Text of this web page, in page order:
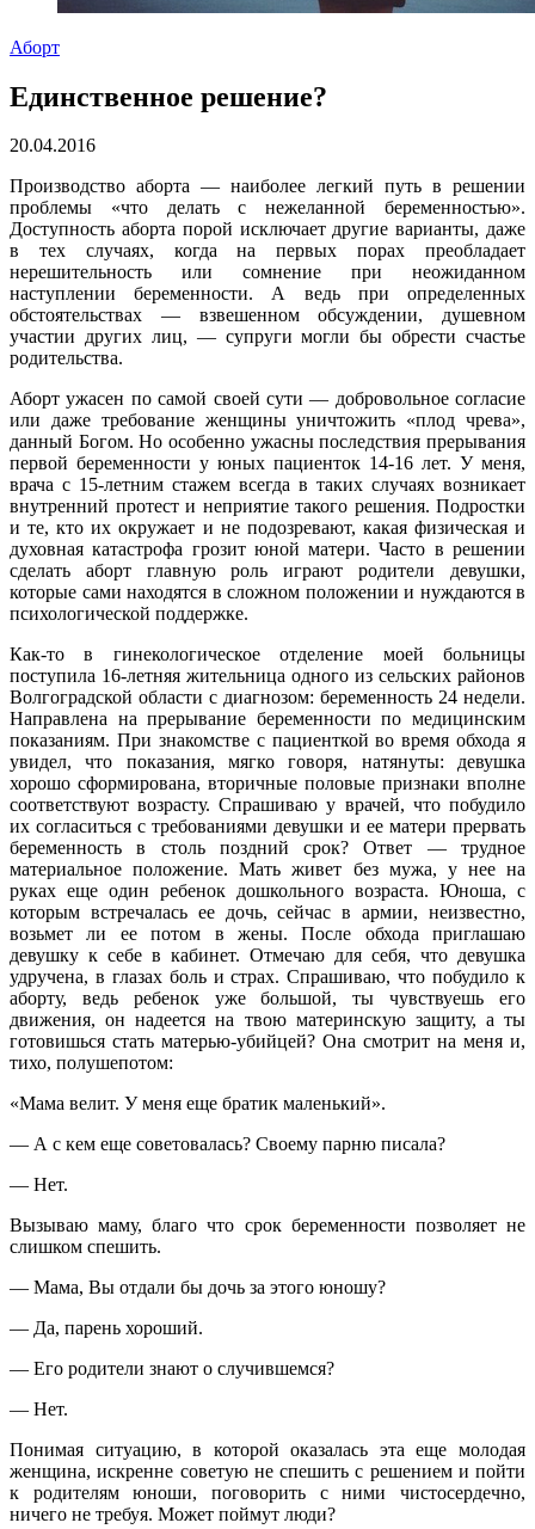
Аборт
Единственное решение?
20.04.2016
Производство аборта — наиболее легкий путь в решении
проблемы «что делать с нежеланной беременностью».
Доступность аборта порой исключает другие варианты, даже
в тех случаях, когда на первых порах преобладает
нерешительность или сомнение при неожиданном
наступлении беременности. А ведь при определенных
обстоятельствах — взвешенном обсуждении, душевном
участии других лиц, — супруги могли бы обрести счастье
родительства.
Аборт ужасен по самой своей сути — добровольное согласие
или даже требование женщины уничтожить «плод чрева»,
данный Богом. Но особенно ужасны последствия прерывания
первой беременности у юных пациенток 14-16 лет. У меня,
врача с 15-летним стажем всегда в таких случаях возникает
внутренний протест и неприятие такого решения. Подростки
и те, кто их окружает и не подозревают, какая физическая и
духовная катастрофа грозит юной матери. Часто в решении
сделать аборт главную роль играют родители девушки,
которые сами находятся в сложном положении и нуждаются в
психологической поддержке.
Как-то в гинекологическое отделение моей больницы
поступила 16-летняя жительница одного из сельских районов
Волгоградской области с диагнозом: беременность 24 недели.
Направлена на прерывание беременности по медицинским
показаниям. При знакомстве с пациенткой во время обхода я
увидел, что показания, мягко говоря, натянуты: девушка
хорошо сформирована, вторичные половые признаки вполне
соответствуют возрасту. Спрашиваю у врачей, что побудило
их согласиться с требованиями девушки и ее матери прервать
беременность в столь поздний срок? Ответ — трудное
материальное положение. Мать живет без мужа, у нее на
руках еще один ребенок дошкольного возраста. Юноша, с
которым встречалась ее дочь, сейчас в армии, неизвестно,
возьмет ли ее потом в жены. После обхода приглашаю
девушку к себе в кабинет. Отмечаю для себя, что девушка
удручена, в глазах боль и страх. Спрашиваю, что побудило к
аборту, ведь ребенок уже большой, ты чувствуешь его
движения, он надеется на твою материнскую защиту, а ты
готовишься стать матерью-убийцей? Она смотрит на меня и,
тихо, полушепотом:
«Мама велит. У меня еще братик маленький».
— А с кем еще советовалась? Своему парню писала?
— Нет.
Вызываю маму, благо что срок беременности позволяет не
слишком спешить.
— Мама, Вы отдали бы дочь за этого юношу?
— Да, парень хороший.
— Его родители знают о случившемся?
— Нет.
Понимая ситуацию, в которой оказалась эта еще молодая
женщина, искренне советую не спешить с решением и пойти
к родителям юноши, поговорить с ними чистосердечно,
ничего не требуя. Может поймут люди?